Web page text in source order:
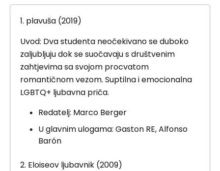
1. plavuša (2019)
Uvod: Dva studenta neočekivano se duboko
zaljubljuju dok se suočavaju s društvenim
zahtjevima sa svojom procvatom
romantičnom vezom. Suptilna i emocionalna
LGBTQ+ ljubavna priča.
Redatelj: Marco Berger
U glavnim ulogama: Gaston RE, Alfonso
Barón
2. Eloiseov ljubavnik (2009)